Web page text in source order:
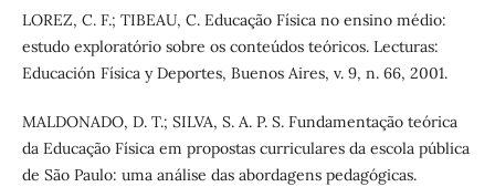
LOREZ, C. F.; TIBEAU, C. Educação Física no ensino médio:
estudo exploratório sobre os conteúdos teóricos. Lecturas:
Educación Física y Deportes, Buenos Aires, v. 9, n. 66, 2001.
MALDONADO, D. T.; SILVA, S. A. P. S. Fundamentação teórica
da Educação Física em propostas curriculares da escola pública
de São Paulo: uma análise das abordagens pedagógicas.